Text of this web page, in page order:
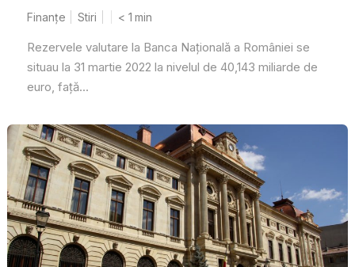
Finanțe Stiri < 1 min
Rezervele valutare la Banca Națională a României se
situau la 31 martie 2022 la nivelul de 40,143 miliarde de
euro, față...